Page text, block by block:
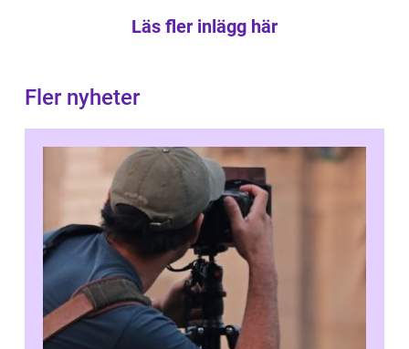
Läs fler inlägg här
Fler nyheter